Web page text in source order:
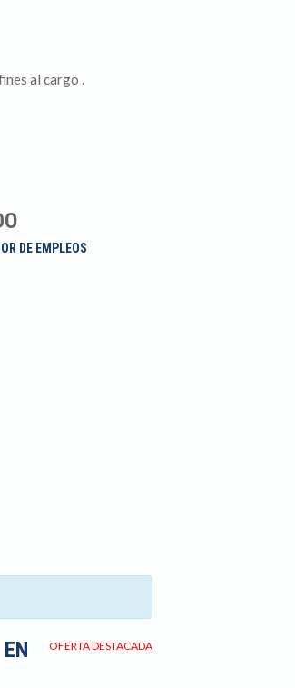
al cargo .
DE EMPLEOS
OFERTA DESTACADA